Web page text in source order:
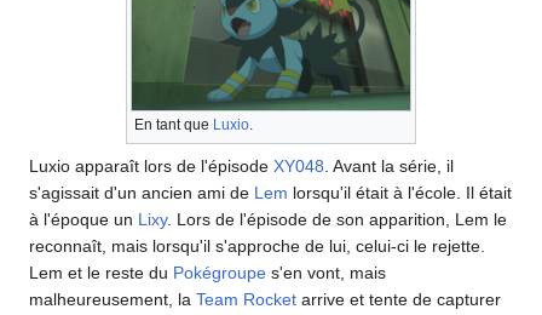
En tant que Luxio.
Luxio apparaît lors de l'épisode XY048. Avant la série, il
s'agissait d'un ancien ami de Lem lorsqu'il était à l'école. Il était
à l'époque un Lixy. Lors de l'épisode de son apparition, Lem le
reconnaît, mais lorsqu'il s'approche de lui, celui-ci le rejette.
Lem et le reste du Pokégroupe s'en vont, mais
malheureusement, la Team Rocket arrive et tente de capturer